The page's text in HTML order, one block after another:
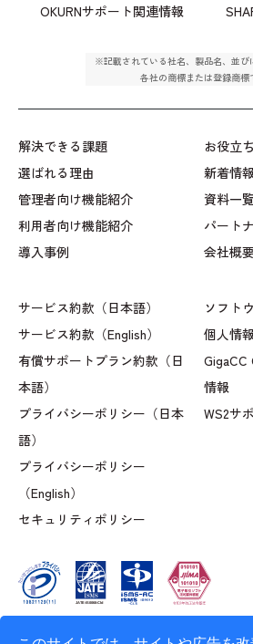
OKURNサポート関連情報
※記載されている社名、製品名、並び
各社の商標または登録商標
解決できる課題
選ばれる理由
管理者向け機能紹介
利用者向け機能紹介
導入事例
お役立
新着情報
資料一
パート
会社概要
サービス約款（日本語）
サービス約款（English）
有償サポートプラン約款（日
本語）
プライバシーポリシー（日本
語）
プライバシーポリシー
（English）
セキュリティポリシー
ソフト
個人情
GigaCC
情報
WS2サ